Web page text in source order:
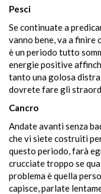
Pesci
Se continuate a
vanno bene, va a finire
è un periodo tutto
energie positive
tanto una golosa
dovrete fare gli
Cancro
Andate avanti senza
che vi siete costruiti
questo periodo, farà
crucciate troppo se
problema è quella
capisce, parlate